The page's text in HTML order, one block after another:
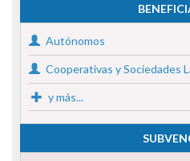
Autónomos
Cooperativas y Sociedades
y más...